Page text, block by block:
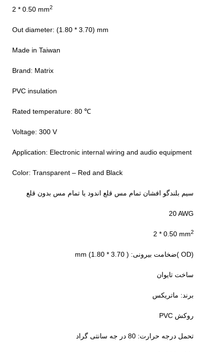
2 * 0.50 mm2
Out diameter: (1.80 * 3.70) mm
Made in Taiwan
Brand: Matrix
PVC insulation
℃ Rated temperature: 80
Voltage: 300 V
Application: Electronic internal wiring and audio equipment
Color: Transparent – Red and Black
سیم بلندگو افشان تمام مس قلع اندود یا تمام مس بدون قلع
20 AWG
2 * 0.50 mm2
mm (1.80 * 3.70 ) :ضخامت بیرونی( OD)
ساخت تایوان
برند: ماتریکس
روکش PVC
تحمل درجه حرارت: 80 در جه سانتی گراد